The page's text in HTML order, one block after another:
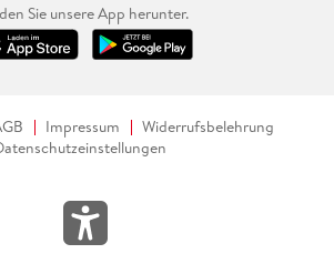
Sie unsere App herunter.
Impressum
Widerrufsbelehrung